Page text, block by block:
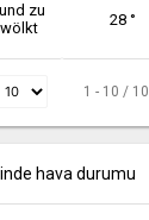
zu
28 °
1 - 10 / 10
hava durumu